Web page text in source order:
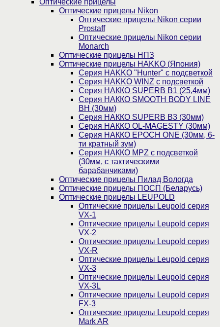
Оптические прицелы Nikon
Оптические прицелы Nikon серии
Prostaff
Оптические прицелы Nikon серии
Monarch
Оптические прицелы НПЗ
Оптические прицелы HAKKO (Япония)
Cерия HAKKO "Hunter" с подсветкой
Серия НAKKO WINZ с подсветкой
Серия НАККО SUPERB B1 (25,4мм)
Серия НАККО SMOOTH BODY LINE
BH (30мм)
Серия НАККО SUPERB B3 (30мм)
Серия НАККО OL-MAGESTY (30мм)
Серия НАККО EPOCH ONE (30мм, 6-
ти кратный зум)
Серия НАККО MPZ с подсветкой
(30мм, c тактическими
барабанчиками)
Оптические прицелы Пилад Вологда
Оптические прицелы ПОСП (Беларусь)
Оптические прицелы LEUPOLD
Оптические прицелы Leupold серия
VX-1
Оптические прицелы Leupold серия
VX-2
Оптические прицелы Leupold серия
VX-R
Оптические прицелы Leupold серия
VX-3
Оптические прицелы Leupold серия
VX-3L
Оптические прицелы Leupold серия
FX-3
Оптические прицелы Leupold серия
Mark AR